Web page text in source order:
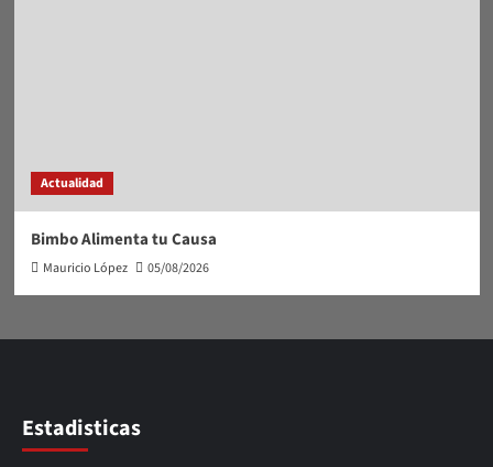
Actualidad
Bimbo Alimenta tu Causa
Mauricio López 05/08/2026
Estadisticas